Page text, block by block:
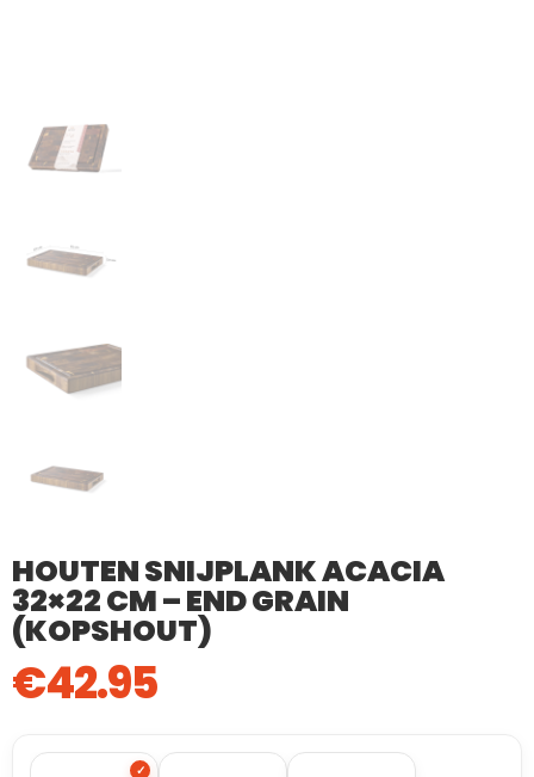
HOUTEN SNIJPLANK ACACIA
32×22 CM – END GRAIN
(KOPSHOUT)
€42.95